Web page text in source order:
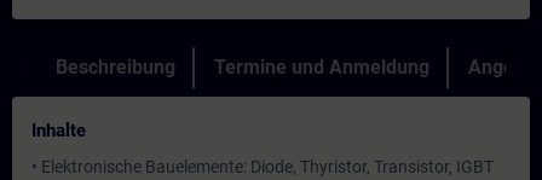
Beschreibung Termine und Anmeldung Angebot
Inhalte
• Elektronische Bauelemente: Diode, Thyristor, Transistor, IGBT